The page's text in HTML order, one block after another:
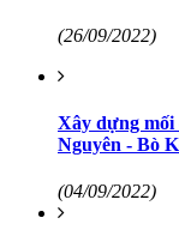
(26/09/2022)
Xây dựng
Nguyên - Bò
(04/09/2022)